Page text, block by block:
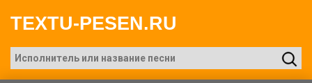
TEXTU-PESEN.RU